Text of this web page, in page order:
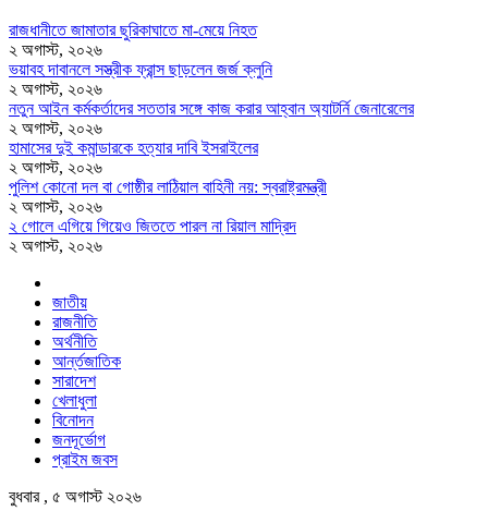
রাজধানীতে জামাতার ছুরিকাঘাতে মা-মেয়ে নিহত
২ অগাস্ট, ২০২৬
ভয়াবহ দাবানলে সস্ত্রীক ফ্রান্স ছাড়লেন জর্জ ক্লুনি
২ অগাস্ট, ২০২৬
নতুন আইন কর্মকর্তাদের সততার সঙ্গে কাজ করার আহ্বান অ্যাটর্নি জেনারেলের
২ অগাস্ট, ২০২৬
হামাসের দুই কমান্ডারকে হত্যার দাবি ইসরাইলের
২ অগাস্ট, ২০২৬
পুলিশ কোনো দল বা গোষ্ঠীর লাঠিয়াল বাহিনী নয়: স্বরাষ্ট্রমন্ত্রী
২ অগাস্ট, ২০২৬
২ গোলে এগিয়ে গিয়েও জিততে পারল না রিয়াল মাদ্রিদ
২ অগাস্ট, ২০২৬
জাতীয়
রাজনীতি
অর্থনীতি
আর্ন্তজাতিক
সারাদেশ
খেলাধুলা
বিনোদন
জনদূর্ভোগ
প্রাইম জবস
বুধবার , ৫ অগাস্ট ২০২৬